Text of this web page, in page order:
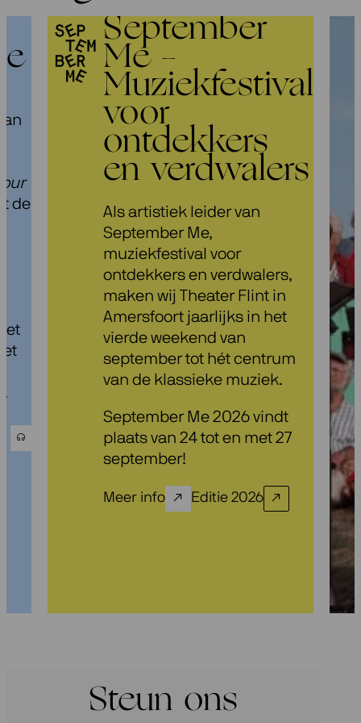
September
Me –
Muziekfestival
voor
ontdekkers
en verdwalers
Als artistiek leider van
September Me,
muziekfestival voor
ontdekkers en verdwalers,
maken wij Theater Flint in
Amersfoort jaarlijks in het
vierde weekend van
september tot hét centrum
van de klassieke muziek.
September Me 2026 vindt
plaats van 24 tot en met 27
september!
Meer info Editie 2026
de
Steun ons